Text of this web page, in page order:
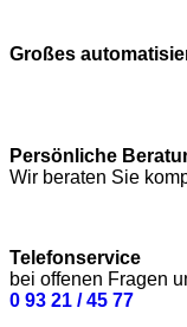
Großes
Persönliche
Wir beraten Sie
Telefonservice
bei offenen Fragen
0 93 21 / 45 77